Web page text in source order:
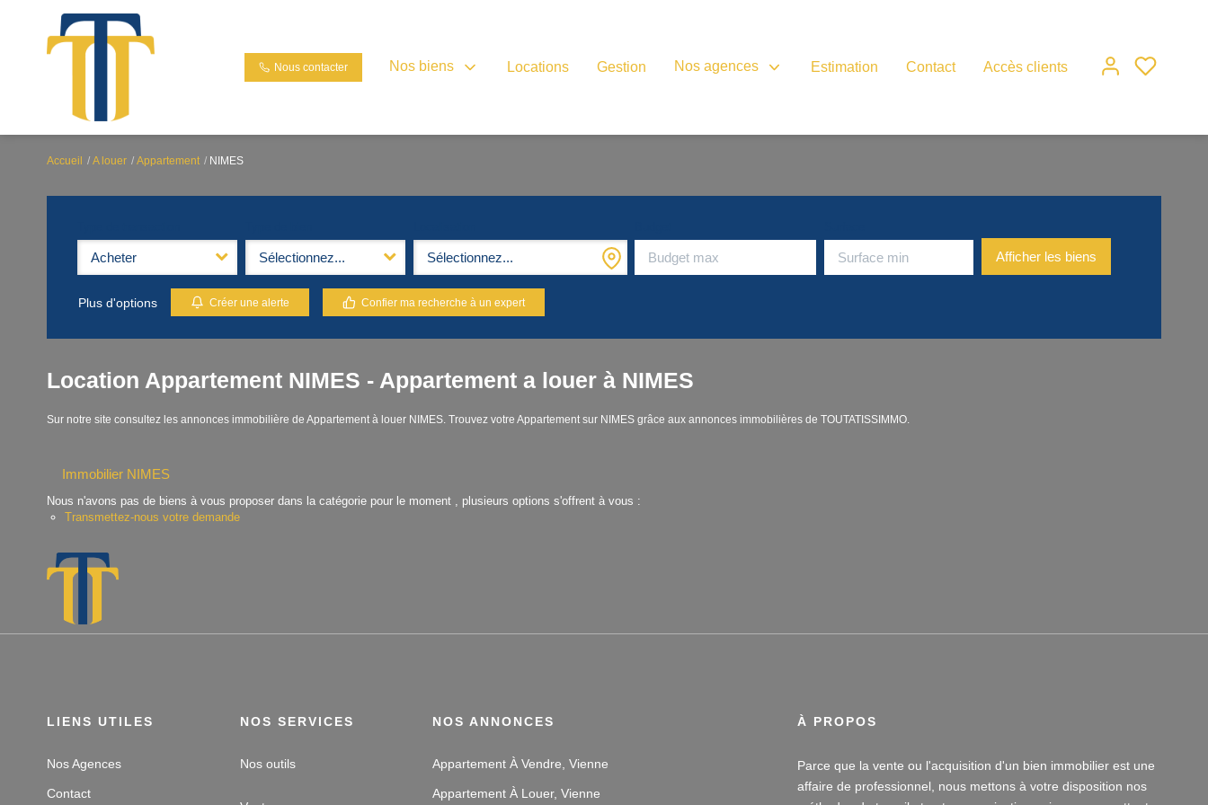
Nous contacter Nos biens Locations Gestion Nos agences Estimation Contact Accès clients
Accueil A louer Appartement NIMES
Acheter Sélectionnez... Sélectionnez...
Plus d'options Créer une alerte Confier ma recherche à un expert
Location Appartement NIMES - Appartement a louer à NIMES
Sur notre site consultez les annonces immobilière de Appartement à louer NIMES. Trouvez votre Appartement sur NIMES grâce aux annonces immobilières de TOUTATISSIMMO.
Immobilier NIMES
Nous n'avons pas de biens à vous proposer dans la catégorie pour le moment , plusieurs options s'offrent à vous :
Transmettez-nous votre demande
LIENS UTILES
Nos Agences
Contact
NOS SERVICES
Nos outils
NOS ANNONCES
Appartement À Vendre, Vienne
Appartement À Louer, Vienne
À PROPOS
Parce que la vente ou l'acquisition d'un bien immobilier est une
affaire de professionnel, nous mettons à votre disposition nos